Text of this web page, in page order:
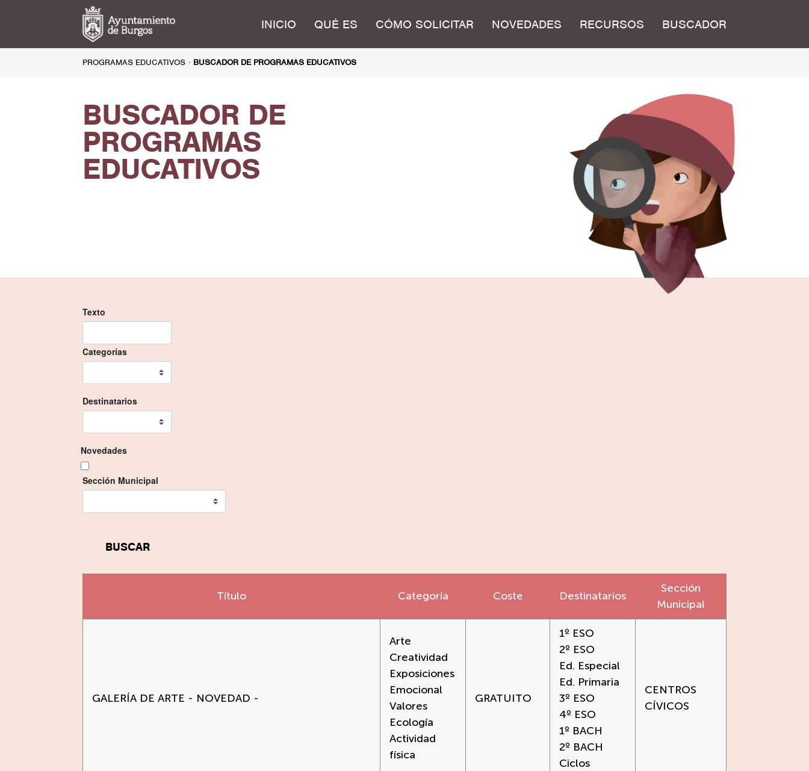
INICIO QUÉ ES CÓMO SOLICITAR NOVEDADES RECURSOS BUSCADOR
PROGRAMAS EDUCATIVOS BUSCADOR DE PROGRAMAS EDUCATIVOS
BUSCADOR DE
PROGRAMAS
EDUCATIVOS
Texto
Categorías
Destinatarios
Novedades
Sección Municipal
BUSCAR
Título Categoría Coste Destinatarios
Sección
Municipal
GALERÍA DE ARTE - NOVEDAD -
Arte
Creatividad
Exposiciones
Emocional
Valores
Ecología
Actividad
física
GRATUITO
1º ESO
2º ESO
Ed. Especial
Ed. Primaria
3º ESO
4º ESO
1º BACH
2º BACH
Ciclos
CENTROS
CÍVICOS